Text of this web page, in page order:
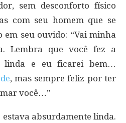
sem desconforto físico
com seu homem que se
em seu ouvido: “Vai minha
Lembra que você fez a
linda e eu ficarei bem…
, mas sempre feliz por ter
você…”
absurdamente linda.